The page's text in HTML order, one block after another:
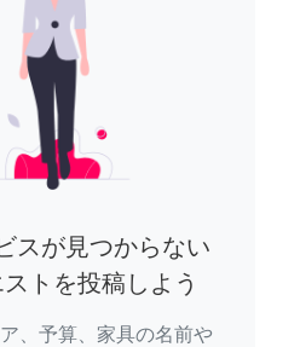
スが見つからない
トを投稿しよう
、予算、家具の名前や